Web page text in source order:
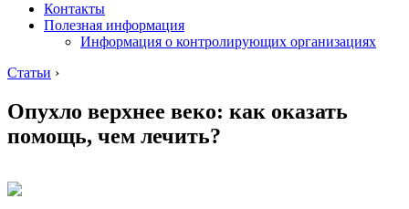
Контакты
Полезная информация
Информация о контролирующих организациях
Статьи ›
Опухло верхнее веко: как оказать
помощь, чем лечить?